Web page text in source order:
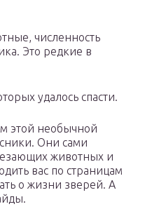
численность
Это редкие в
удалось спасти.
этой необычной
Они сами
животных и
вас по страницам
о жизни зверей. А